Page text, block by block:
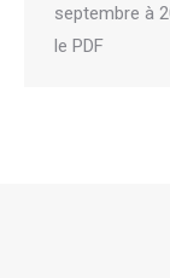
septembre à
le PDF